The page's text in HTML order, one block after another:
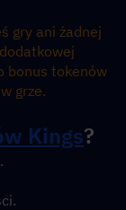
gry ani żadnej
bonus tokenów
grze.
Kings?